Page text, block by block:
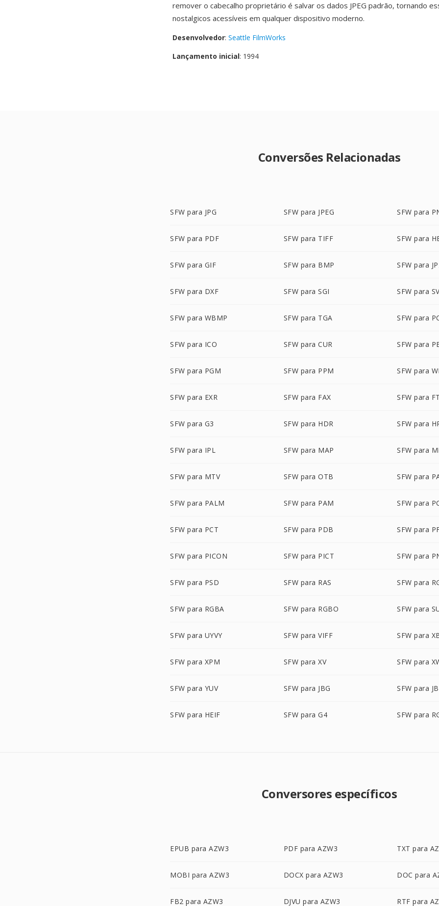
remover o cabecalho proprietário é salvar os dados JPEG padrão, tornando
nostalgicos acessíveis em qualquer dispositivo moderno.
Desenvolvedor: Seattle FilmWorks
Lançamento inicial: 1994
Conversões Relacionadas
SFW para JPG SFW para JPEG SFW para
SFW para PDF SFW para TIFF SFW para
SFW para GIF SFW para BMP SFW para
SFW para DXF SFW para SGI SFW para
SFW para WBMP SFW para TGA SFW para
SFW para ICO SFW para CUR SFW para
SFW para PGM SFW para PPM SFW para
SFW para EXR SFW para FAX SFW para
SFW para G3 SFW para HDR SFW para
SFW para IPL SFW para MAP SFW para
SFW para MTV SFW para OTB SFW para
SFW para PALM SFW para PAM SFW para
SFW para PCT SFW para PDB SFW para
SFW para PICON SFW para PICT SFW para
SFW para PSD SFW para RAS SFW para
SFW para RGBA SFW para RGBO SFW para
SFW para UYVY SFW para VIFF SFW para
SFW para XPM SFW para XV SFW para
SFW para YUV SFW para JBG SFW para
SFW para HEIF SFW para G4 SFW para
Conversores específicos
EPUB para AZW3 PDF para AZW3 TXT para
MOBI para AZW3 DOCX para AZW3 DOC para
FB2 para AZW3 DJVU para AZW3 RTF para